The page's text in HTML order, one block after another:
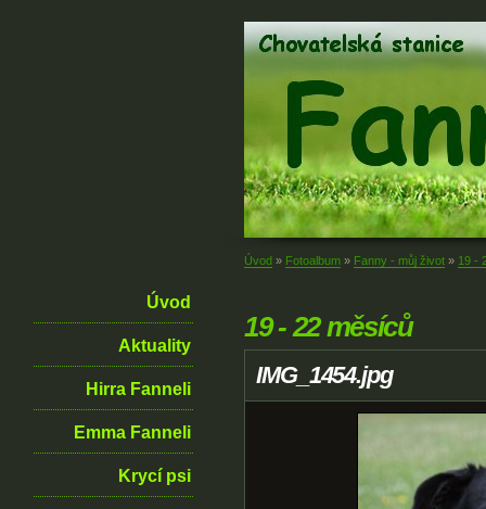
Úvod
Aktuality
Hirra Fanneli
Emma Fanneli
Krycí psi
Úvod » Fotoalbum » Fanny - můj život » 19 -
19 - 22 měsíců
IMG_1454.jpg